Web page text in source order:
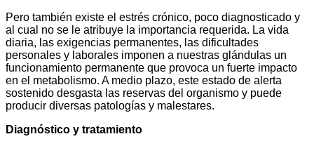
Pero también existe el estrés crónico, poco diagnosticado y
al cual no se le atribuye la importancia requerida. La vida
diaria, las exigencias permanentes, las dificultades
personales y laborales imponen a nuestras glándulas un
funcionamiento permanente que provoca un fuerte impacto
en el metabolismo. A medio plazo, este estado de alerta
sostenido desgasta las reservas del organismo y puede
producir diversas patologías y malestares.
Diagnóstico y tratamiento